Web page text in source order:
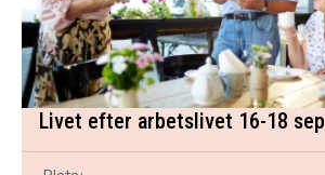
Livet efter arbetslivet 16-18 sep